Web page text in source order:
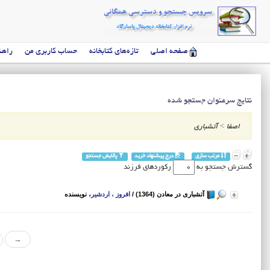
صفحه اصلی تازه‌های کتابخانه حساب کاربری من
نتایج سرعنوان جستجو شده
اصفا >آتشباری
مرتب سازی درج پیشنهاد خرید پالایش جستجو
گسترش جستجو به رکوردهای فرزند
آتشباری در معادن (1364) / افروز ، اردشیر ، نویسنده
→